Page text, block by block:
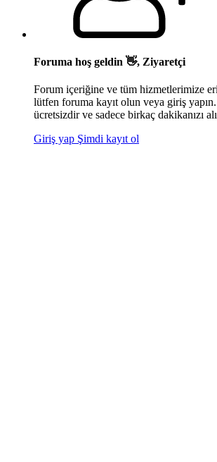
Foruma hoş geldin 👋, Ziyaretçi
Forum içeriğine ve tüm hizmetlerimize
lütfen foruma kayıt olun veya giriş
ücretsizdir ve sadece birkaç dakikanızı
Giriş yap Şimdi kayıt ol